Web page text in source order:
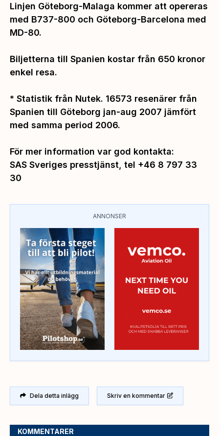
Linjen Göteborg-Malaga kommer att opereras
med B737-800 och Göteborg-Barcelona med
MD-80.
Biljetterna till Spanien kostar från 650 kronor
enkel resa.
* Statistik från Nutek. 16573 resenärer från
Spanien till Göteborg jan-aug 2007 jämfört
med samma period 2006.
För mer information var god kontakta:
SAS Sveriges presstjänst, tel +46 8 797 33
30
ANNONSER
Dela detta inlägg Skriv en kommentar
KOMMENTARER